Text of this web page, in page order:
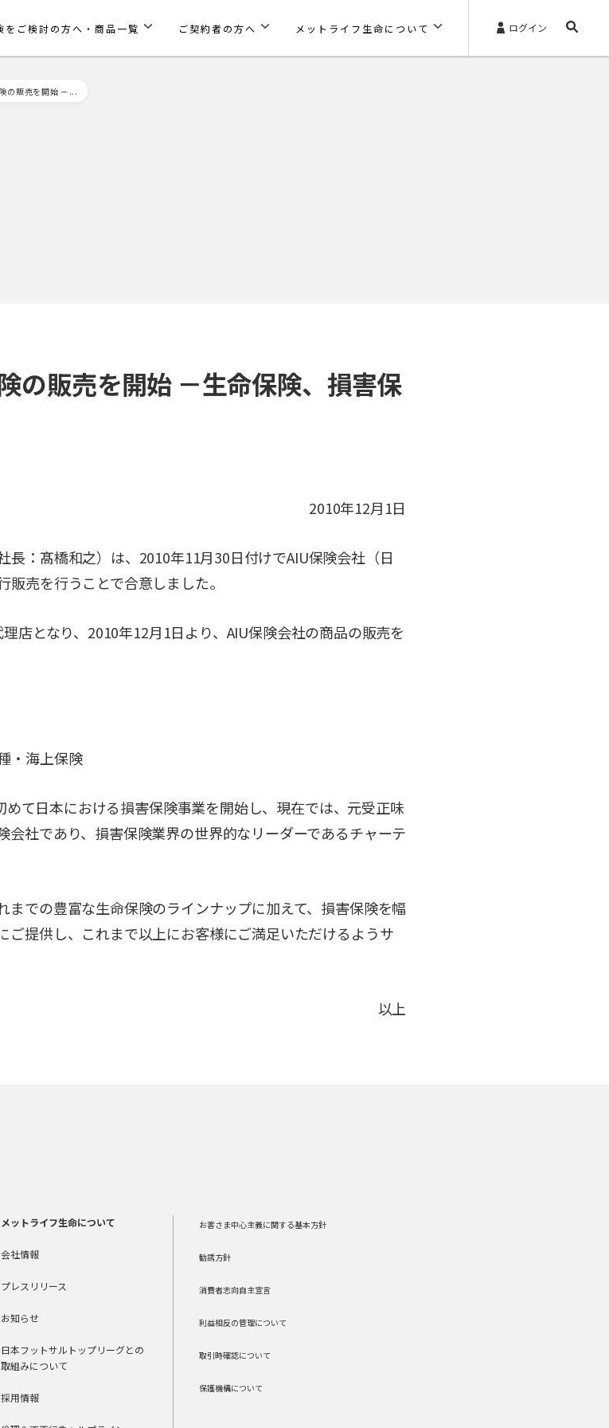
をご検討の方へ・商品一覧 ご契約者の方へ メットライフ生命について ログイン
の販売を開始 －...
の販売を開始 －生命保険、損害保
2010年12月1日
長：髙橋和之）は、2010年11月30日付けでAIU保険会社（日
売を行うことで合意しました。
店となり、2010年12月1日より、AIU保険会社の商品の販売を
・海上保険
て日本における損害保険事業を開始し、現在では、元受正味
会社であり、損害保険業界の世界的なリーダーであるチャーテ
までの豊富な生命保険のラインナップに加えて、損害保険を幅
ご提供し、これまで以上にお客様にご満足いただけるようサ
以上
メットライフ生命について
会社情報
プレスリリース
お知らせ
日本フットサルトップリーグとの
取組みについて
採用情報
お客さま中心主義に関する基本方針
勧誘方針
消費者志向自主宣言
利益相反の管理について
取引時確認について
保護機構について